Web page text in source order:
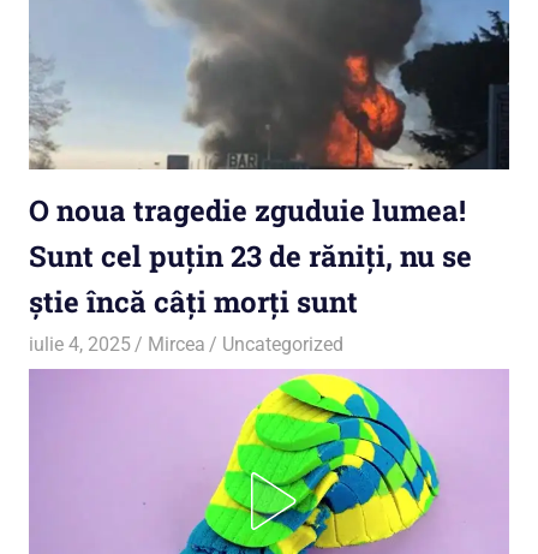
O noua tragedie zguduie lumea!
Sunt cel puțin 23 de răniți, nu se
știe încă câți morți sunt
iulie 4, 2025 Mircea Uncategorized